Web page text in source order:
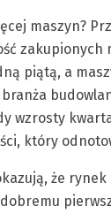
maszyn?
piątą, a
wzrosty
który
że